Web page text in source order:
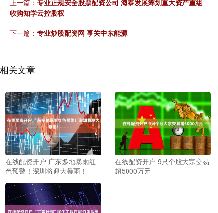
上一篇： 专业正规安全股票配资公司 海泰发展筹划重大资产重组
收购知学云控股权
下一篇： 专业炒股配资网 事关中东能源
相关文章
在线配资开户 广东多地暴雨红
色预警！深圳将迎大暴雨！
在线配资开户 9只个股大宗交易
超5000万元